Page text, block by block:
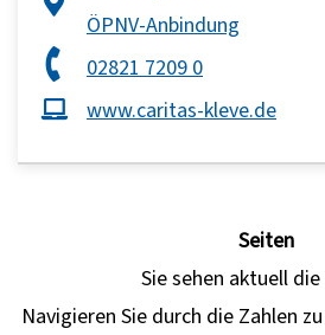
ÖPNV-Anbindung
02821 7209 0
www.caritas-kleve.de
Seiten
Sie sehen aktuell
Navigieren Sie durch die Zahlen